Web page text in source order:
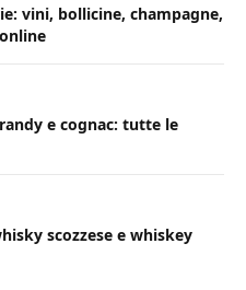
vini, bollicine, champagne,
e cognac: tutte le
scozzese e whiskey